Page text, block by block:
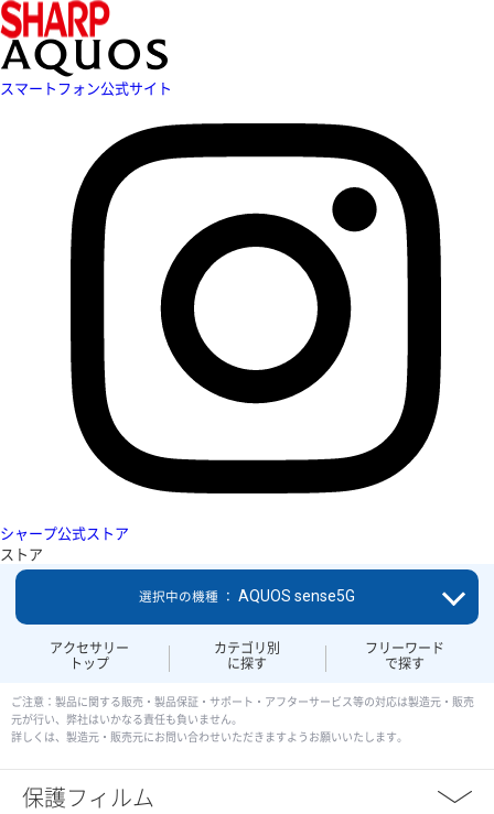
スマートフォン公式サイト
シャープ公式ストア
ストア
アクセサリー
トップ
カテゴリ別
に探す
フリーワード
で探す
選択中の機種 ： AQUOS sense5G
ご注意：製品に関する販売・製品保証・サポート・アフターサービス等の対応は製造元・販売
元が行い、弊社はいかなる責任も負いません。
詳しくは、製造元・販売元にお問い合わせいただきますようお願いいたします。
保護フィルム